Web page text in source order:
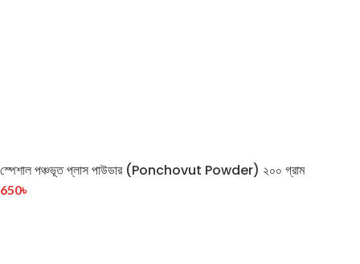
স্পেশাল পঞ্চভূত প্লাস পাউডার (Ponchovut Powder) ২০০ গ্রাম
650৳